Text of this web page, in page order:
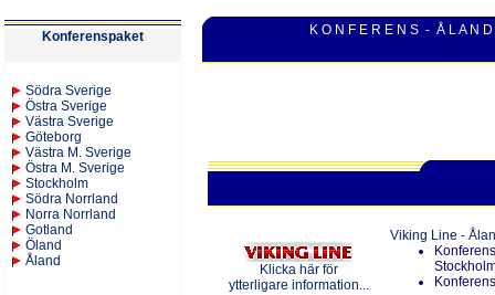
Konferenspaket
Södra Sverige
Östra Sverige
Västra Sverige
Göteborg
Västra M. Sverige
Östra M. Sverige
Stockholm
Södra Norrland
Norra Norrland
Gotland
Öland
Åland
K O N F E R E N S - Å L A N D
Klicka här för
ytterligare information...
Viking Line -